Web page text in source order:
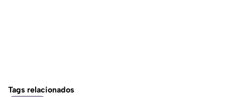
Tags relacionados